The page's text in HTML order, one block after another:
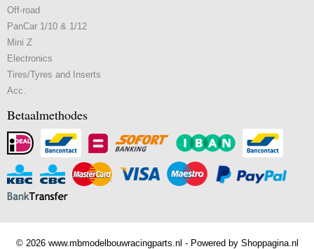
Off-road
PanCar 1/10 & 1/12
Mini Z
Electronics
Tires/Tyres and Inserts
Acc.
Betaalmethodes
© 2026 www.mbmodelbouwracingparts.nl - Powered by Shoppagina.nl